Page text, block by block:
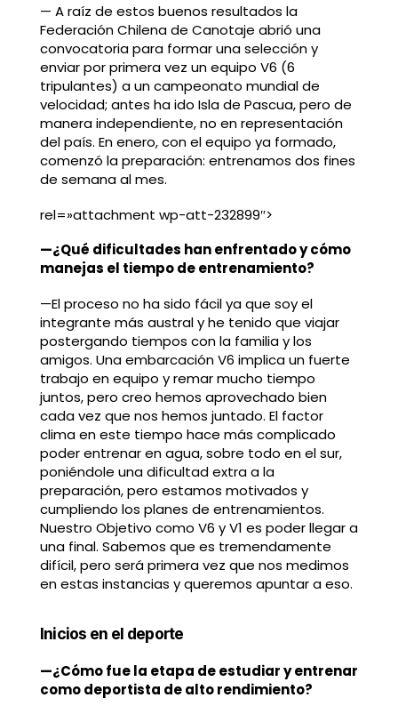
— A raíz de estos buenos resultados la
Federación Chilena de Canotaje abrió una
convocatoria para formar una selección y
enviar por primera vez un equipo V6 (6
tripulantes) a un campeonato mundial de
velocidad; antes ha ido Isla de Pascua, pero de
manera independiente, no en representación
del país. En enero, con el equipo ya formado,
comenzó la preparación: entrenamos dos fines
de semana al mes.
rel=»attachment wp-att-232899″>
—¿Qué dificultades han enfrentado y cómo
manejas el tiempo de entrenamiento?
—El proceso no ha sido fácil ya que soy el
integrante más austral y he tenido que viajar
postergando tiempos con la familia y los
amigos. Una embarcación V6 implica un fuerte
trabajo en equipo y remar mucho tiempo
juntos, pero creo hemos aprovechado bien
cada vez que nos hemos juntado. El factor
clima en este tiempo hace más complicado
poder entrenar en agua, sobre todo en el sur,
poniéndole una dificultad extra a la
preparación, pero estamos motivados y
cumpliendo los planes de entrenamientos.
Nuestro Objetivo como V6 y V1 es poder llegar a
una final. Sabemos que es tremendamente
difícil, pero será primera vez que nos medimos
en estas instancias y queremos apuntar a eso.
Inicios en el deporte
—¿Cómo fue la etapa de estudiar y entrenar
como deportista de alto rendimiento?